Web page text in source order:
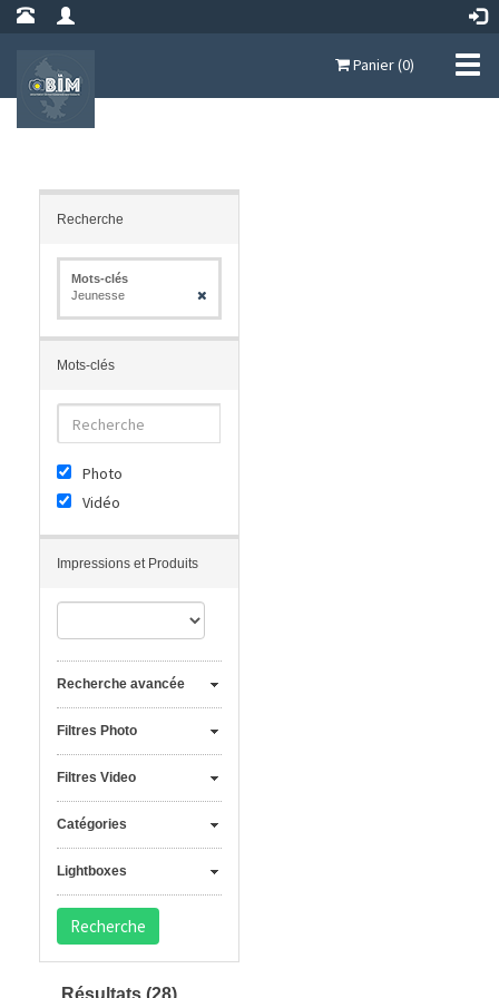
Panier (0)
Recherche
Mots-clés
Jeunesse
Mots-clés
Photo
Vidéo
Impressions et Produits
Recherche avancée
Filtres Photo
Filtres Video
Catégories
Lightboxes
Résultats (28)